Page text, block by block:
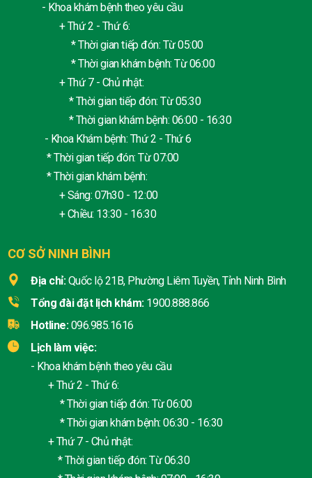
- Khoa khám bệnh theo yêu cầu
+ Thứ 2 - Thứ 6:
* Thời gian tiếp đón: Từ 05:00
* Thời gian khám bệnh: Từ 06:00
+ Thứ 7 - Chủ nhật:
* Thời gian tiếp đón: Từ 05:30
* Thời gian khám bệnh: 06:00 - 16:30
- Khoa Khám bệnh: Thứ 2 - Thứ 6
* Thời gian tiếp đón: Từ 07:00
* Thời gian khám bệnh:
+ Sáng: 07h30 - 12:00
+ Chiều: 13:30 - 16:30
CƠ SỞ NINH BÌNH
Địa chỉ: Quốc lộ 21B, Phường Liêm Tuyền, Tỉnh Ninh Bình
Tổng đài đặt lịch khám: 1900.888.866
Hotline: 096.985.1616
Lịch làm việc:
- Khoa khám bệnh theo yêu cầu
+ Thứ 2 - Thứ 6:
* Thời gian tiếp đón: Từ 06:00
* Thời gian khám bệnh: 06:30 - 16:30
+ Thứ 7 - Chủ nhật:
* Thời gian tiếp đón: Từ 06:30